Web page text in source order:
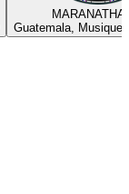
MARANATHA
Guatemala, Musique